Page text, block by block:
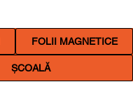
FOLII MAGNETICE
ȘCOALĂ